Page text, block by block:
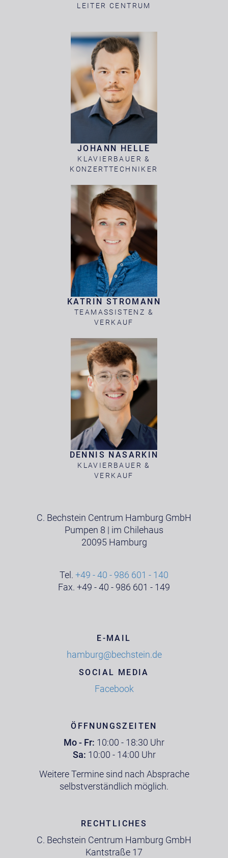
LEITER CENTRUM
JOHANN HELLE
KLAVIERBAUER &
KONZERTTECHNIKER
KATRIN STROMANN
TEAMASSISTENZ &
VERKAUF
DENNIS NASARKIN
KLAVIERBAUER &
VERKAUF
C. Bechstein Centrum Hamburg GmbH
Pumpen 8 | im Chilehaus
20095 Hamburg
Tel. +49 - 40 - 986 601 - 140
Fax. +49 - 40 - 986 601 - 149
E-MAIL
hamburg@bechstein.de
SOCIAL MEDIA
Facebook
ÖFFNUNGSZEITEN
Mo - Fr: 10:00 - 18:30 Uhr
Sa: 10:00 - 14:00 Uhr
Weitere Termine sind nach Absprache
selbstverständlich möglich.
RECHTLICHES
C. Bechstein Centrum Hamburg GmbH
Kantstraße 17